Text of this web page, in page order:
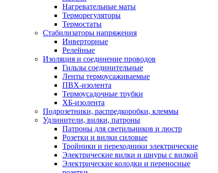
Нагревательные маты
Терморегуляторы
Термостаты
Стабилизаторы напряжения
Инверторные
Релейные
Изоляция и соединение проводов
Гильзы соединительные
Ленты термоусаживаемые
ПВХ-изолента
Термоусадочные трубки
ХБ-изолента
Подрозетники, распредкоробки, клеммы
Удлинители, вилки, патроны
Патроны для светильников и люстр
Розетки и вилки силовые
Тройники и переходники электрические
Электрические вилки и шнуры с вилкой
Электрические колодки и переносные